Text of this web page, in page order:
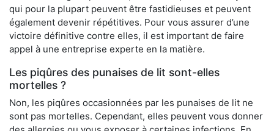
qui pour la plupart peuvent être fastidieuses et peuvent
également devenir répétitives. Pour vous assurer d’une
victoire définitive contre elles, il est important de faire
appel à une entreprise experte en la matière.
Les piqûres des punaises de lit sont-elles
mortelles ?
Non, les piqûres occasionnées par les punaises de lit ne
sont pas mortelles. Cependant, elles peuvent vous donner